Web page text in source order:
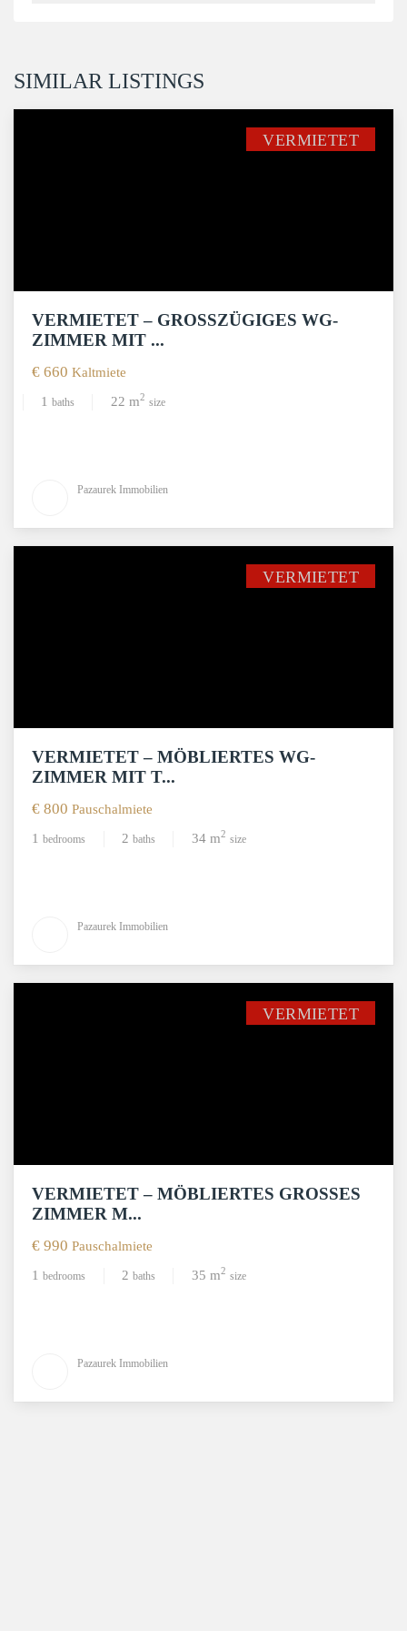
SIMILAR LISTINGS
VERMIETET
VERMIETET – GROSSZÜGIGES WG-Z
IMMER MIT ...
€ 660 Kaltmiete
1 baths 22 m2 size
Pazaurek Immobilien
VERMIETET
VERMIETET – MÖBLIERTES WG-
ZIMMER MIT T...
€ 800 Pauschalmiete
1 bedrooms 2 baths 34 m2 size
Pazaurek Immobilien
VERMIETET
VERMIETET – MÖBLIERTES GROSSES Z
IMMER M...
€ 990 Pauschalmiete
1 bedrooms 2 baths 35 m2 size
Pazaurek Immobilien